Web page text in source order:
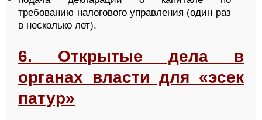
требованию налогового управления (один раз
в несколько лет).
6. Открытые дела в
органах власти для «эсек
патур»